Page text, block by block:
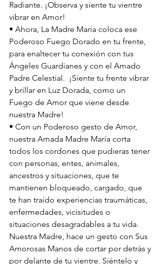
Radiante. ¡Observa y siente tu vientre
vibrar en Amor!
• Ahora, La Madre María coloca ese
Poderoso Fuego Dorado en tu frente,
para enaltecer tu conexión con tus
Ángeles Guardianes y con el Amado
Padre Celestial.  ¡Siente tu frente vibrar
y brillar en Luz Dorada, como un
Fuego de Amor que viene desde
nuestra Madre!
• Con un Poderoso gesto de Amor,
nuestra Amada Madre María corta
todos los cordones que pudieras tener
con personas, entes, animales,
ancestros y situaciones, que te
mantienen bloqueado, cargado, que
te han traído experiencias traumáticas,
enfermedades, vicisitudes o
situaciones desagradables a tu vida.
Nuestra Madre, hace un gesto con Sus
Amorosas Manos de cortar por detrás y
por delante de tu vientre. Siéntelo y